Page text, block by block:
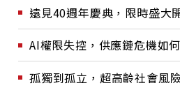
遠見40週年慶典，限時盛大
AI權限失控，供應鏈危機如
孤獨到孤立，超高齡社會風